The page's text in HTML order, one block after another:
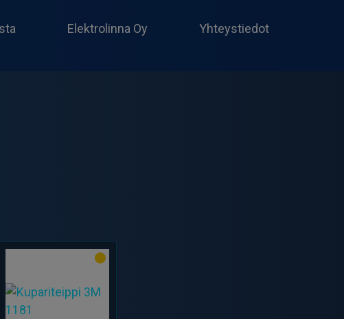
Elektrolinna Oy Yhteystiedot